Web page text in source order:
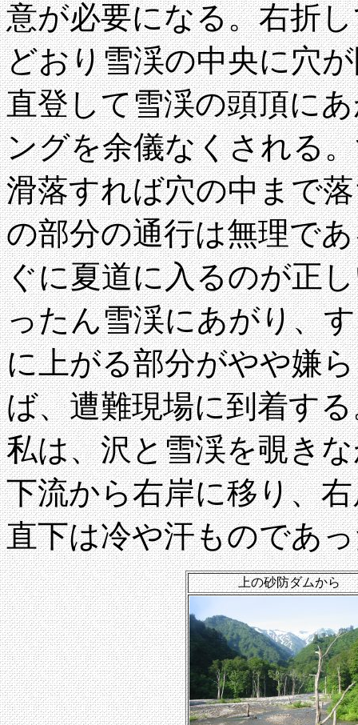
意が必要になる。右折
どおり雪渓の中央に穴
直登して雪渓の頭頂に
ングを余儀なくされる
滑落すれば穴の中まで
の部分の通行は無理で
ぐに夏道に入るのが正
ったん雪渓にあがり、
に上がる部分がやや嫌
ば、遭難現場に到着す
私は、沢と雪渓を覗き
下流から右岸に移り、
直下は冷や汗ものであ
上の砂防ダムから